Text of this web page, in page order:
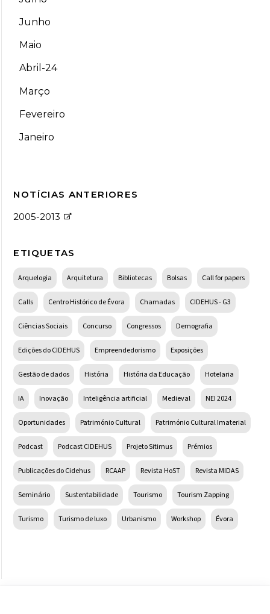
Junho
Maio
Abril-24
Março
Fevereiro
Janeiro
NOTÍCIAS ANTERIORES
2005-2013
ETIQUETAS
Arquelogia Arquitetura Bibliotecas Bolsas Call for papers
Calls Centro Histórico de Évora Chamadas CIDEHUS - G3
Ciências Sociais Concurso Congressos Demografia
Edições do CIDEHUS Empreendedorismo Exposições
Gestão de dados História História da Educação Hotelaria
IA Inovação Inteligência artificial Medieval NEI 2024
Oportunidades Património Cultural Património Cultural Imaterial
Podcast Podcast CIDEHUS Projeto Sitimus Prémios
Publicações do Cidehus RCAAP Revista HoST Revista MIDAS
Seminário Sustentabilidade Tourismo Tourism Zapping
Turismo Turismo de luxo Urbanismo Workshop Évora